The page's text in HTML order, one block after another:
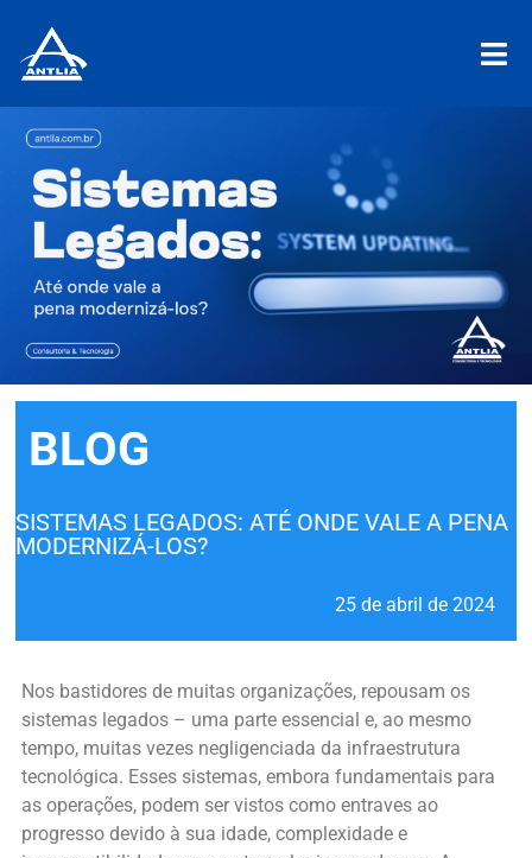
BLOG
SISTEMAS LEGADOS: ATÉ ONDE VALE A PENA
MODERNIZÁ-LOS?
25 de abril de 2024
Nos bastidores de muitas organizações, repousam os
sistemas legados – uma parte essencial e, ao mesmo
tempo, muitas vezes negligenciada da infraestrutura
tecnológica. Esses sistemas, embora fundamentais para
as operações, podem ser vistos como entraves ao
progresso devido à sua idade, complexidade e